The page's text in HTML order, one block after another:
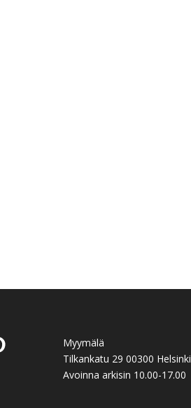
Myymälä
Tilkankatu 29 00300 Helsinki
Avoinna arkisin 10.00-17.00